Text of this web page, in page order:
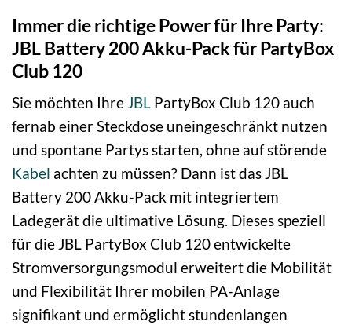
Immer die richtige Power für Ihre Party:
JBL Battery 200 Akku-Pack für PartyBox
Club 120
Sie möchten Ihre JBL PartyBox Club 120 auch
fernab einer Steckdose uneingeschränkt nutzen
und spontane Partys starten, ohne auf störende
Kabel achten zu müssen? Dann ist das JBL
Battery 200 Akku-Pack mit integriertem
Ladegerät die ultimative Lösung. Dieses speziell
für die JBL PartyBox Club 120 entwickelte
Stromversorgungsmodul erweitert die Mobilität
und Flexibilität Ihrer mobilen PA-Anlage
signifikant und ermöglicht stundenlangen